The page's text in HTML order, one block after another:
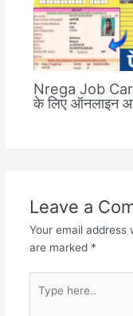
Nrega Job
के लिए ऑनलाइन
Leave a
Your email address
are marked *
here..